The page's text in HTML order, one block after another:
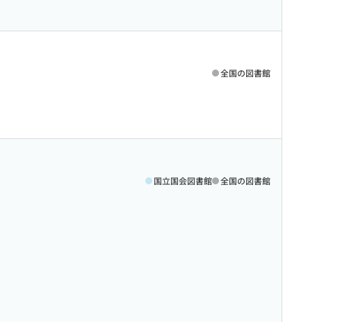
全国の図書館
国立国会図書館 全国の図書館